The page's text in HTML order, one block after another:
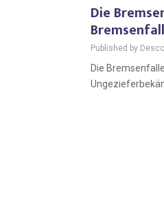
Die
Published by
Die